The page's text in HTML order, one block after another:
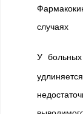
случаях
У больных